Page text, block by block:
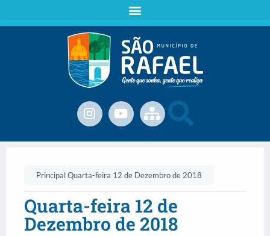
PrincipalQuarta-feira 12 de Dezembro de 2018
Quarta-feira 12 de
Dezembro de 2018